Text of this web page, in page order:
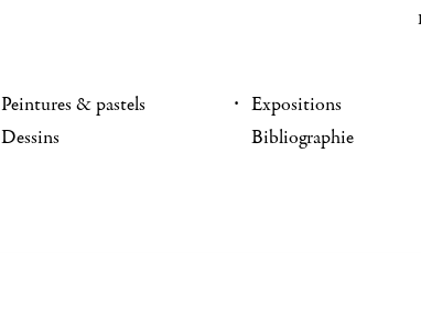
Peintures & pastels
Dessins
Expositions
Bibliographie